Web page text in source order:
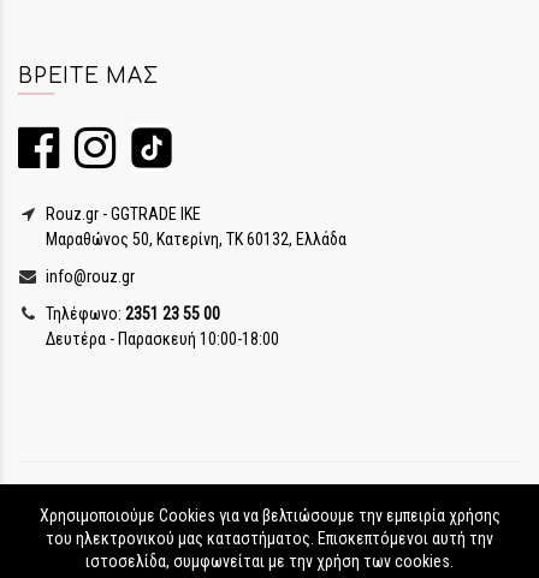
ΒΡΕΊΤΕ ΜΑΣ
Rouz.gr - GGTRADE IKE
Μαραθώνος 50, Κατερίνη, ΤΚ 60132, Ελλάδα
info@rouz.gr
Τηλέφωνο: 2351 23 55 00
Δευτέρα - Παρασκευή 10:00-18:00
Χρησιμοποιούμε Cookies για να βελτιώσουμε την εμπειρία χρήσης
του ηλεκτρονικού μας καταστήματος. Επισκεπτόμενοι αυτή την
ιστοσελίδα, συμφωνείται με την χρήση των cookies.